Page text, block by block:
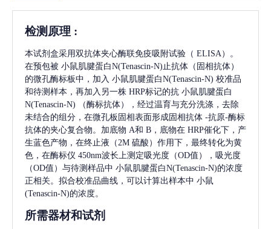
检测原理 :
本试剂盒采用双抗体夹心酶联免疫吸附试验（ ELISA）。
在预包被 小鼠肌腱蛋白N(Tenascin-N)止抗体（固相抗体）
的微孔酶标板中，加入 小鼠肌腱蛋白N(Tenascin-N) 校准品
和待测样本，再加入另一株 HRP标记的抗 小鼠肌腱蛋白
N(Tenascin-N)
（酶标抗体），经过温育与充分洗涤，去除
未结合的组分，在微孔板固相表面形成固相抗体 -抗原-酶标
抗体的夹心复合物。加底物 A和 B，底物在 HRP催化下，产
生蓝色产物，在终止液（2M 硫酸）作用下，最终转化为黄
色，在酶标仪 450nm波长上测定吸光度（OD值），吸光度
（OD值）与待测样品中 小鼠肌腱蛋白N(Tenascin-N)的浓度
正相关。拟合校准品曲线，可以计算出样本中 小鼠
(Tenascin-N)的浓度。
所需器材和试剂